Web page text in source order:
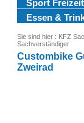
Sport Freizeit
Essen &
Sie sind hier : KFZ
Sachverständiger
Custombike
Zweirad